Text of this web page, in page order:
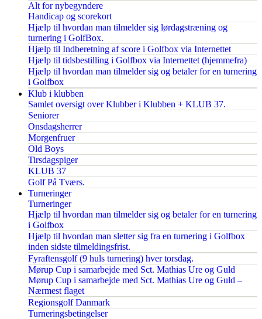
Alt for nybegyndere
Handicap og scorekort
Hjælp til hvordan man tilmelder sig lørdagstræning og
turnering i GolfBox.
Hjælp til Indberetning af score i Golfbox via Internettet
Hjælp til tidsbestilling i Golfbox via Internettet (hjemmefra)
Hjælp til hvordan man tilmelder sig og betaler for en turnering
i Golfbox
Klub i klubben
Samlet oversigt over Klubber i Klubben + KLUB 37.
Seniorer
Onsdagsherrer
Morgenfruer
Old Boys
Tirsdagspiger
KLUB 37
Golf På Tværs.
Turneringer
Turneringer
Hjælp til hvordan man tilmelder sig og betaler for en turnering
i Golfbox
Hjælp til hvordan man sletter sig fra en turnering i Golfbox
inden sidste tilmeldingsfrist.
Fyraftensgolf (9 huls turnering) hver torsdag.
Mørup Cup i samarbejde med Sct. Mathias Ure og Guld
Mørup Cup i samarbejde med Sct. Mathias Ure og Guld –
Nærmest flaget
Regionsgolf Danmark
Turneringsbetingelser